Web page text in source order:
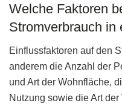
Welche Faktoren
Stromverbrauch in
Einflussfaktoren auf den
anderem die Anzahl der
und Art der Wohnfläche,
Nutzung sowie die Art